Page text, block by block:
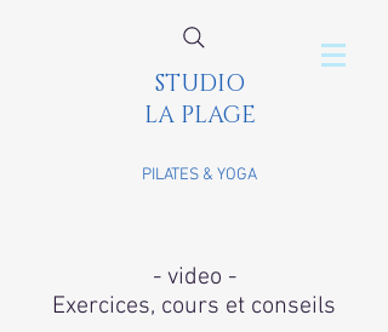
STUDIO
LA PLAGE
PILATES & YOGA
- video -
Exercices, cours et conseils